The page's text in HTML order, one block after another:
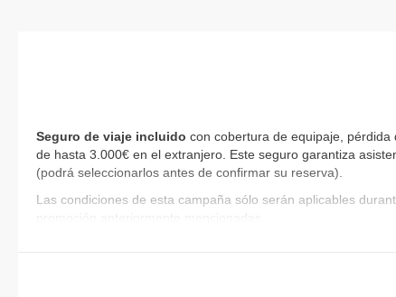
Seguro de viaje incluido con cobertura de equipaje,
de hasta 3.000€ en el extranjero. Este seguro garantiza
(podrá seleccionarlos antes de confirmar su reserva)
Las condiciones de esta campaña sólo serán aplicables
promoción anteriormente mencionadas.